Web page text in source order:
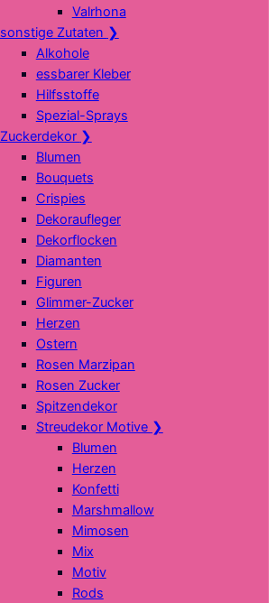
Valrhona
sonstige Zutaten ❯
Alkohole
essbarer Kleber
Hilfsstoffe
Spezial-Sprays
Zuckerdekor ❯
Blumen
Bouquets
Crispies
Dekoraufleger
Dekorflocken
Diamanten
Figuren
Glimmer-Zucker
Herzen
Ostern
Rosen Marzipan
Rosen Zucker
Spitzendekor
Streudekor Motive ❯
Blumen
Herzen
Konfetti
Marshmallow
Mimosen
Mix
Motiv
Rods